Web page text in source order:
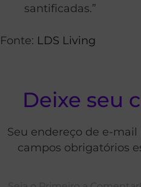
santificadas.”
Fonte: LDS Living
Deixe seu
Seu endereço de e-
campos obrigatórios